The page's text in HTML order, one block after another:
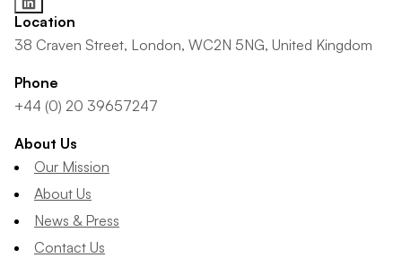
Location
38 Craven Street, London, WC2N 5NG, United Kingdom
Phone
+44 (0) 20 39657247
About Us
Our Mission
About Us
News & Press
Contact Us